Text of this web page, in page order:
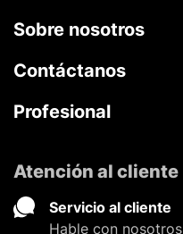
Sobre nosotros
Contáctanos
Profesional
Atención al cliente
Servicio al cliente
Hable con nosotros